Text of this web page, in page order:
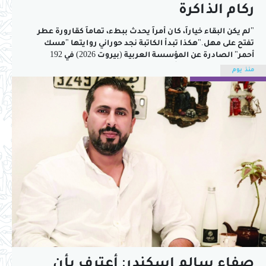
ركام الذاكرة
"لم يكن البقاء خياراً، كان أمراً يحدث ببطء، تماماً كقارورة عطر
تفتح على مهل."هكذا تبدأ الكاتبة نجد حوراني روايتها "مسك
أحمر" الصادرة عن المؤسسة العربية (بيروت 2026) في 192
صفحة. تحاول حوراني أن تعبر الزمن وهي تقلب الذكريات منذ بداية
الصرخة الأولى في داريا، إحدى مدن الريف الدمشقي التي سكنها...
منذ يوم